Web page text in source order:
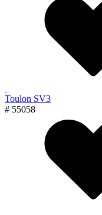
Toulon SV3
# 55058